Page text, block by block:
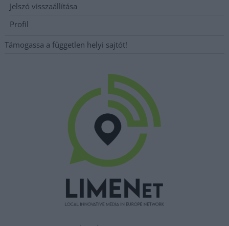
Jelszó visszaállítása
Profil
Támogassa a független helyi sajtót!